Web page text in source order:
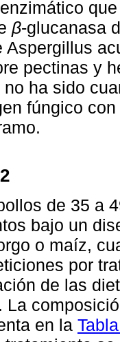
β-glucanasa
Aspergillus
pectinas y
ha sido
fúngico
de 35 a
bajo un
o maíz,
por
de las
La
en la